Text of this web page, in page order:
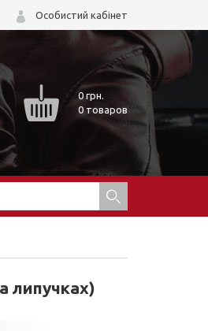
Особистий кабінет
0грн.
0 товаров
липучках)